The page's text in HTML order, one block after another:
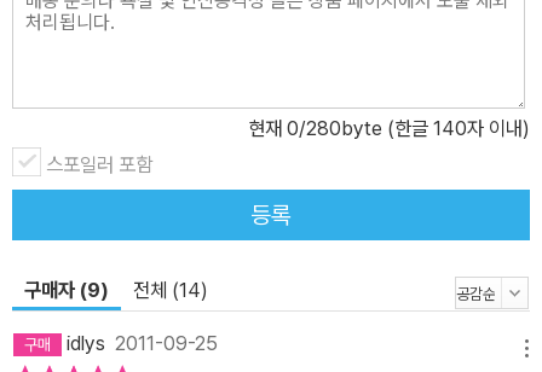
지금 이 순간에도 지구상에 350여 마리밖에 남지 않은 시베리아호랑
리아에 살면 시베리아호랑이, 한반도에 살면 한반도호랑이 혹은 백두
산호랑이라 불리는 우수리와 만주, 한반도를 중심으로 살아가는 호랑
이들을 밀착 취재해 왔다. 이 책은 그 과정에서 만난 '블러디 메리'라
는 16세기 영국 여왕의 별명(사냥할 때 주변을 온통 피투성이로 만든
삶과 죽음, 생존을 향한 강렬한 투쟁을 직접 보고 관찰한 기록이다. 사
메리는 인간이 설치한 위험물도 잘 파악하고 새끼들도 잘 키우는 것
현재 0/280byte (한글 140자 이내)
스포일러 포함
등록
구매자 (9) 전체 (14)
idlys 2011-09-25